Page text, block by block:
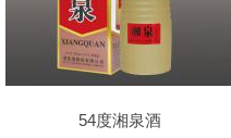
54度湘泉酒